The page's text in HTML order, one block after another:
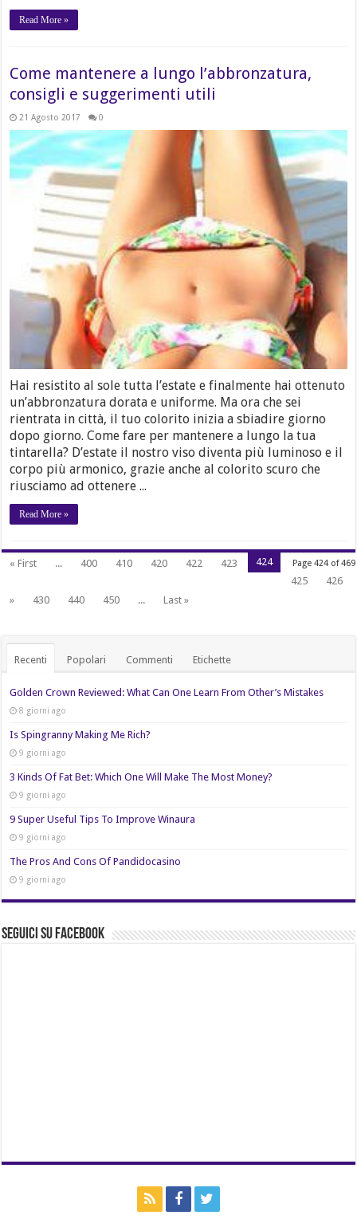
Read More »
Come mantenere a lungo l’abbronzatura,
consigli e suggerimenti utili
21 Agosto 2017 0
Hai resistito al sole tutta l’estate e finalmente hai ottenuto
un’abbronzatura dorata e uniforme. Ma ora che sei
rientrata in città, il tuo colorito inizia a sbiadire giorno
dopo giorno. Come fare per mantenere a lungo la tua
tintarella? D’estate il nostro viso diventa più luminoso e il
corpo più armonico, grazie anche al colorito scuro che
riusciamo ad ottenere ...
Read More »
Page 424 of 469
« First ... 400 410 420 422 423
424
425
426
»
430 440 450 ... Last »
Recenti Popolari Commenti Etichette
Golden Crown Reviewed: What Can One Learn From Other’s Mistakes
8 giorni ago
Is Spingranny Making Me Rich?
9 giorni ago
3 Kinds Of Fat Bet: Which One Will Make The Most Money?
9 giorni ago
9 Super Useful Tips To Improve Winaura
9 giorni ago
The Pros And Cons Of Pandidocasino
9 giorni ago
Seguici su Facebook